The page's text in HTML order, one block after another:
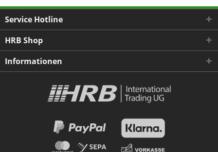
Service Hotline
HRB Shop
Informationen